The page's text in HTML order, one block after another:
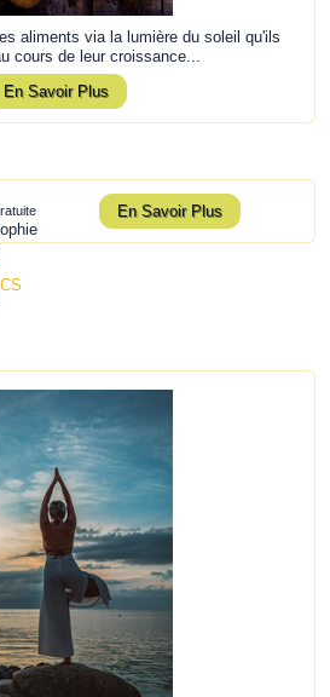
aliments via la lumière du soleil qu'ils
cours de leur croissance...
En Savoir Plus
CS
En Savoir Plus